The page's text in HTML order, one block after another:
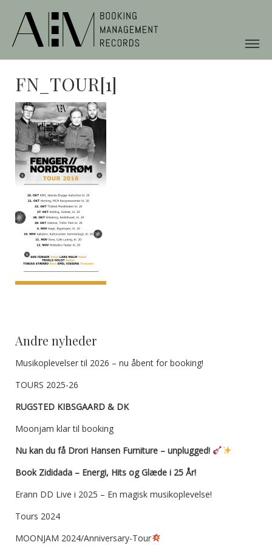
FN_TOUR[1]
Andre nyheder
Musikoplevelser til 2026 – nu åbent for booking!
TOURS 2025-26
RUGSTED KIBSGAARD & DK
Moonjam klar til booking
Nu kan du få Drori Hansen Furniture – unplugged!
Book Zididada – Energi, Hits og Glæde i 25 År!
Erann DD Live i 2025 – En magisk musikoplevelse!
Tours 2024
MOONJAM 2024/Anniversary-Tour